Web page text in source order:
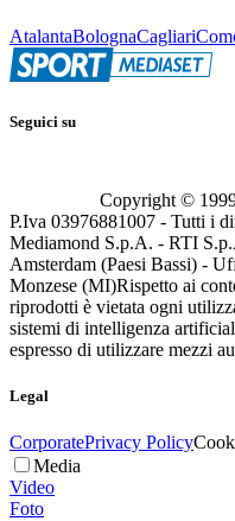
AtalantaBolognaCagliari
Seguici su
Copyright ©
P.Iva 03976881007 - Tutti i
Mediamond S.p.A. - RTI
Amsterdam (Paesi Bassi) -
Monzese (MI)Rispetto ai
riprodotti è vietata ogni
sistemi di intelligenza
espresso di utilizzare mezzi
Legal
CorporatePrivacy Policy
Media
Video
Foto